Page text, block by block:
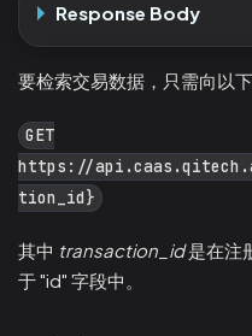
Response Body
要检索交易数据，只需向以
GET
https://
tion_id}
其中 transaction_id是在注
于 "id" 字段中。